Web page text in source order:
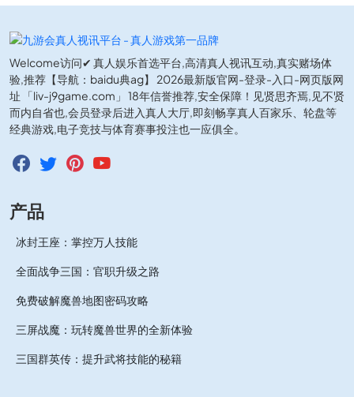
Welcome访问✔ 真人娱乐首选平台,高清真人视讯互动,真实赌场体
验,推荐【导航：baidu典ag】 2026最新版官网-登录-入口-网页版网
址 「liv-j9game.com」 18年信誉推荐,安全保障！见贤思齐焉,见不贤
而内自省也,会员登录后进入真人大厅,即刻畅享真人百家乐、轮盘等
经典游戏,电子竞技与体育赛事投注也一应俱全。
产品
冰封王座：掌控万人技能
全面战争三国：官职升级之路
免费破解魔兽地图密码攻略
三屏战魔：玩转魔兽世界的全新体验
三国群英传：提升武将技能的秘籍